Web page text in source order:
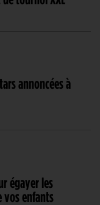
annoncées à
égayer les
vos enfants